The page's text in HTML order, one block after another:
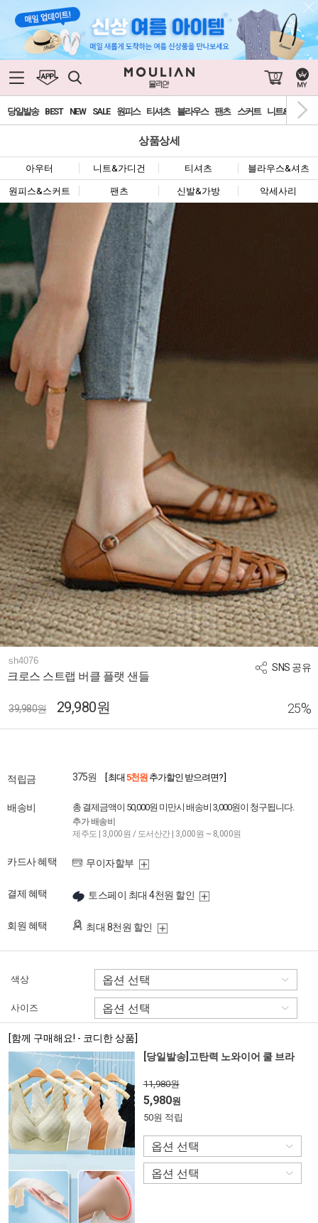
0
당일발송 BEST NEW SALE 원피스 티셔츠 블라우스 팬츠 스커트 니트&가디건
상품상세
아우터 니트&가디건 티셔츠 블라우스&셔츠
원피스&스커트 팬츠 신발&가방 악세사리
SNS 공유
sh4076
크로스 스트랩 버클 플랫 샌들
39,980원 29,980원 25%
적립금 375원 [ 최대 5천원 추가할인 받으려면? ]
배송비 총 결제금액이 50,000원 미만시 배송비 3,000원이 청구됩니다.
추가 배송비
제주도 | 3,000원 / 도서산간 | 3,000원 ~ 8,000원
카드사 혜택 무이자할부
결제 혜택 토스페이 최대 4천원 할인
회원 혜택 최대 8천원 할인
색상
사이즈
[함께 구매해요! - 코디한 상품]
[당일발송]고탄력 노와이어 쿨 브라
11,980원
5,980원
50원 적립